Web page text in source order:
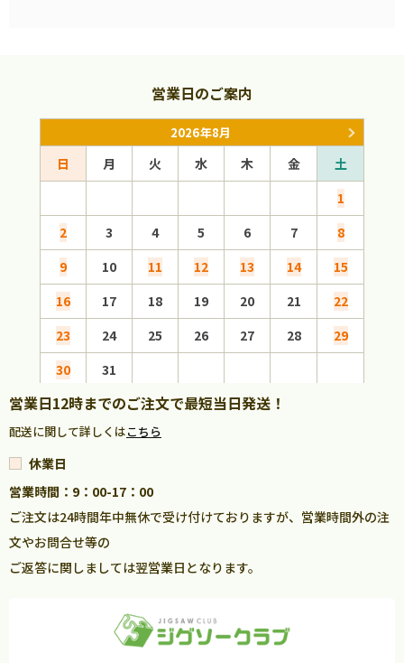
営業日のご案内
2026年8月
日 月 火 水 木 金
土
1
2
3 4 5 6 7
8
9
10 11 12 13 14
15
16
17 18 19 20 21
22
23
24 25 26 27 28
29
30
31
営業日12時までのご注文で最短当日発送！
配送に関して詳しくはこちら
休業日
営業時間：9：00-17：00
ご注文は24時間年中無休で受け付けておりますが、営業時間外の注
文やお問合せ等の
ご返答に関しましては翌営業日となります。